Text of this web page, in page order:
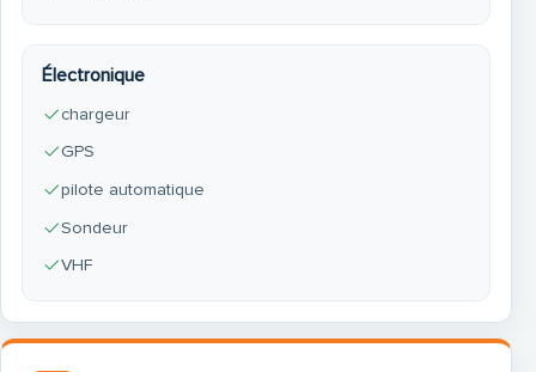
Électronique
chargeur
GPS
pilote automatique
Sondeur
VHF